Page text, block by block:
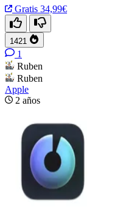
Gratis 34,99€
1421
1
Ruben
Ruben
Apple
2 años